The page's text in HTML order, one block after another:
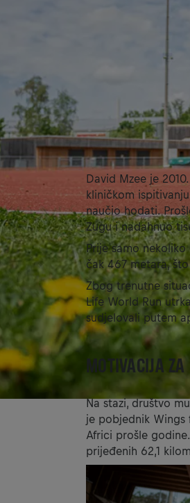
David Mzee je
kliničkom
naučio hodati.
Zugu i nadahnuo
Prije samo
čak 467 metara,
Zbog trenutne
Life World Run
sudjelovali putem
MOTIVACIJA ZA
Na stazi, društvo
je pobjednik Wings
Africi prošle
prijeđenih 62,1